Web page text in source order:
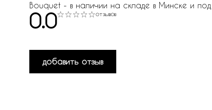
Bouquet - в наличии на складе в Минске и
0.0 отзывов
добавить отзыв